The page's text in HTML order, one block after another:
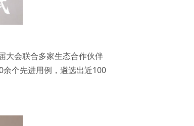
大会联合多家生态合作伙伴
个先进用例，遴选出近100